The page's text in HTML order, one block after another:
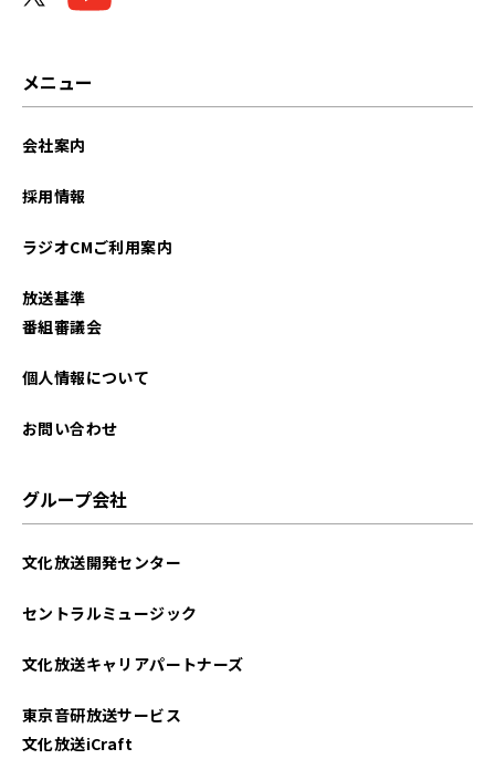
メニュー
会社案内
採用情報
ラジオCMご利用案内
放送基準
番組審議会
個人情報について
お問い合わせ
グループ会社
文化放送開発センター
セントラルミュージック
文化放送キャリアパートナーズ
東京音研放送サービス
文化放送iCraft